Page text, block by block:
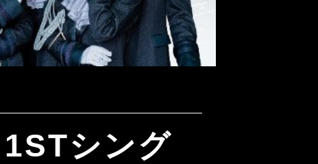
シング